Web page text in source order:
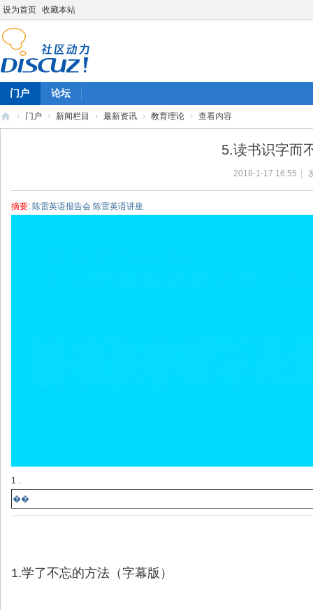
设为首页 收藏本站
门户 论坛
› 门户 › 新闻栏目 › 最新资讯 › 教育理论 › 查看内容
5.读书识字而
2018-1-17 16:55
摘要: 陈雷英语报告会 陈雷英语讲座
1 .
��
1.学了不忘的方法（字幕版）